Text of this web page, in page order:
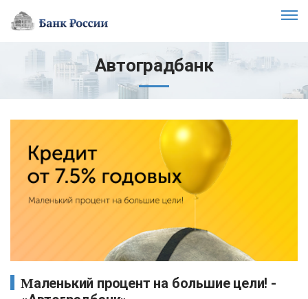
Автоградбанк
Маленький процент на большие цели! -